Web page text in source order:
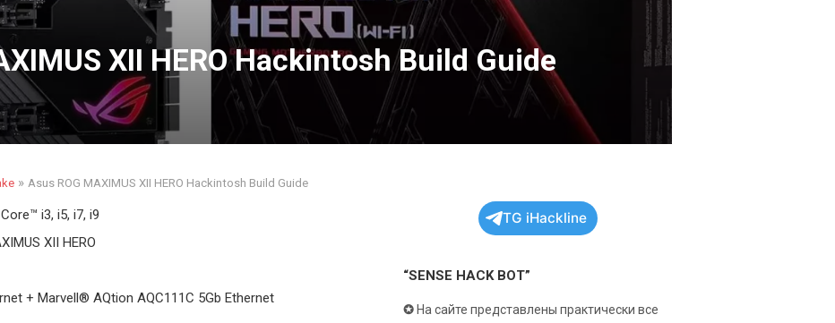
XII HERO Hackintosh Build Guide
» Asus ROG MAXIMUS XII HERO Hackintosh Build Guide
Core™ i3, i5, i7, i9
XII HERO
+ Marvell® AQtion AQC111C 5Gb Ethernet
TG iHackline
“SENSE HACK BOT”
✪ На сайте представлены практически все